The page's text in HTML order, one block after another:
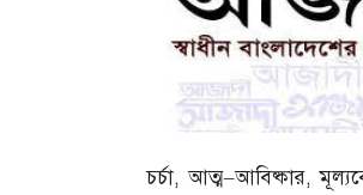
চর্চা,আত্ম–আবিষ্কার,